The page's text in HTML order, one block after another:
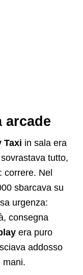
arcade
Taxi in sala era
tutto,
correre. Nel
sbarcava su
urgenza:
consegna
era puro
addosso
mani.